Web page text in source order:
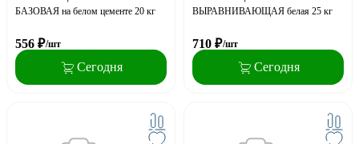
БАЗОВАЯ на белом цементе 20 кг
556 ₽/шт
Сегодня
ВЫРАВНИВАЮЩАЯ белая 25 кг
710 ₽/шт
Сегодня